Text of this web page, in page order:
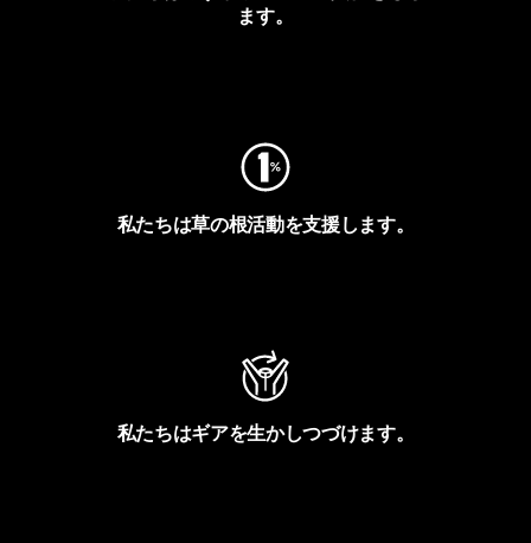
ます。
私たちは草の根活動を支援します。
私たちはギアを生かしつづけます。